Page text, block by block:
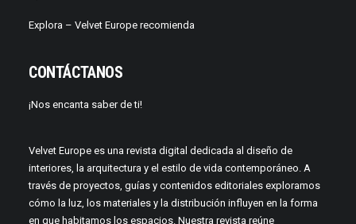
Explora – Velvet Europe recomienda
CONTÁCTANOS
¡Nos encanta saber de ti!
Velvet Europe es una revista digital dedicada al diseño de
interiores, la arquitectura y el estilo de vida contemporáneo. A
través de proyectos, guías y contenidos editoriales exploramos
cómo la luz, los materiales y la distribución influyen en la forma
en que habitamos los espacios. Nuestra revista reúne